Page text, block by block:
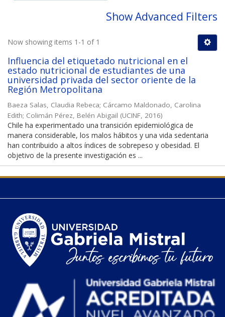
Show Advanced Filters
Now showing items 1-1 of 1
Influencia del etiquetado nutricional en el
estado nutricional de estudiantes de una
universidad privada del sector oriente de la
Región Metropolitana
Baeza Salas, Claudia Rebeca; Cárcamo Maldonado, Carolina
Edith; Colimán Pérez, Belén Abigail (UCINF, 2016)
Chile ha experimentado una transición epidemiológica de
manera considerable, los malos hábitos y una vida sedentaria
han contribuido a altos índices de sobrepeso y obesidad. El
objetivo de la presente investigación es ...